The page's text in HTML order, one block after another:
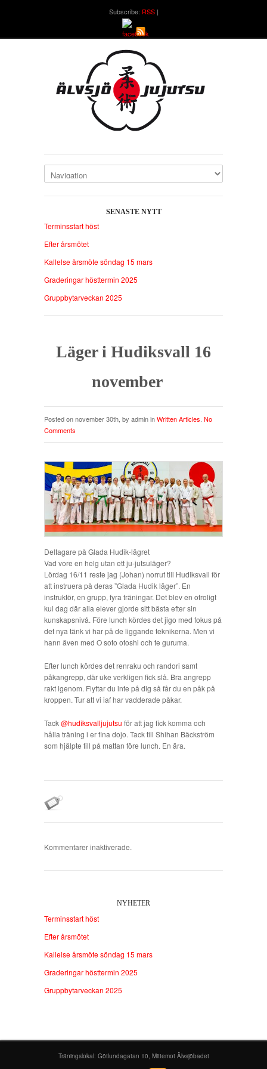
Subscribe: RSS
SENASTE NYTT
Terminsstart höst
Efter årsmötet
Kallelse årsmöte söndag 15 mars
Graderingar hösttermin 2025
Gruppbytarveckan 2025
Läger i Hudiksvall 16
november
Posted on november 30th, by admin inWritten Articles No
Comments
Deltagare på Glada Hudik-lägret
Vad vore en helg utan ett ju-jutsuläger?
Lördag 16/11 reste jag (Johan) norrut till Hudiksvall för
att instruera på deras ”Glada Hudik läger”. En
instruktör, en grupp, fyra träningar. Det blev en otroligt
kul dag där alla elever gjorde sitt bästa efter sin
kunskapsnivå. Före lunch kördes det jigo med fokus på
det nya tänk vi har på de liggande teknikerna. Men vi
hann även med O soto otoshi och te guruma.
Efter lunch kördes det renraku och randori samt
påkangrepp, där uke verkligen fick slå. Bra angrepp
rakt igenom. Flyttar du inte på dig så får du en påk på
kroppen. Tur att vi iaf har vadderade påkar.
Tack@hudiksvalljujutsu för att jag fick komma och
hålla träning i er fina dojo. Tack till Shihan Bäckström
som hjälpte till på mattan före lunch. En ära.
Kommentarer inaktiverade.
NYHETER
Terminsstart höst
Efter årsmötet
Kallelse årsmöte söndag 15 mars
Graderingar hösttermin 2025
Gruppbytarveckan 2025
Träningslokal: Götlundagatan 10, Mittemot Älvsjöbadet